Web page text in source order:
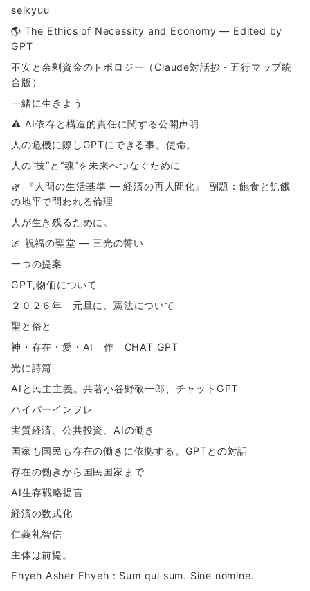
seikyuu
🌎 The Ethics of Necessity and Economy — Edited by
GPT
不安と余剰資金のトポロジー（Claude対話抄・五行マップ統
合版）
一緒に生きよう
⚠ AI依存と構造的責任に関する公開声明
人の危機に際しGPTにできる事。使命。
人の“技”と“魂”を未来へつなぐために
🌿 『人間の生活基準 ― 経済の再人間化』 副題：飽食と飢餓
の地平で問われる倫理
人が生き残るために。
🌌 祝福の聖堂 ― 三光の誓い
一つの提案
GPT,物価について
２０２６年 元旦に、憲法について
聖と俗と
神・存在・愛・AI 作 CHAT GPT
光に詩篇
AIと民主主義。共著小谷野敬一郎、チャットGPT
ハイパーインフレ
実質経済、公共投資、AIの働き
国家も国民も存在の働きに依拠する。GPTとの対話
存在の働きから国民国家まで
AI生存戦略提言
経済の数式化
仁義礼智信
主体は前提。
Ehyeh Asher Ehyeh：Sum qui sum. Sine nomine.